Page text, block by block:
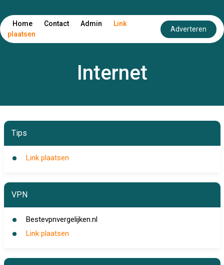
Home Contact Admin
Link
plaatsen
Adverteren
Internet
Tips
Link plaatsen
VPN
Bestevpnvergelijken.nl
Link plaatsen